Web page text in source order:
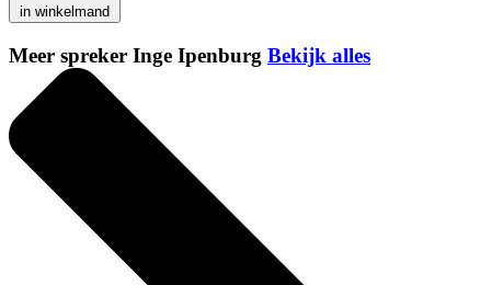
in winkelmand
Meer spreker Inge Ipenburg Bekijk alles